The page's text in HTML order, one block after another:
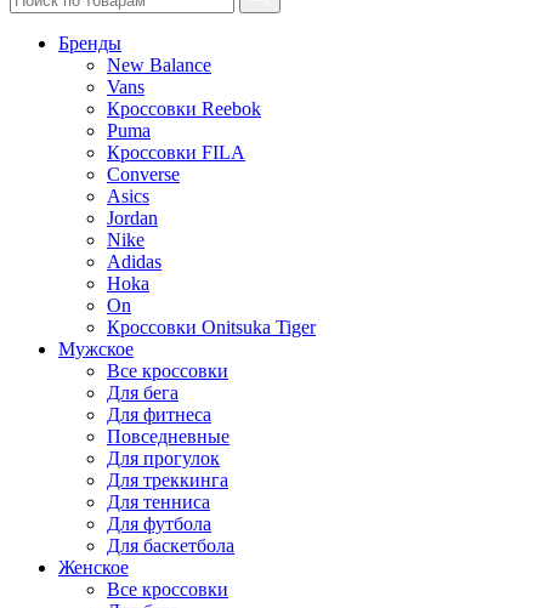
Бренды
New Balance
Vans
Кроссовки Reebok
Puma
Кроссовки FILA
Converse
Asics
Jordan
Nike
Adidas
Hoka
On
Кроссовки Onitsuka Tiger
Мужское
Все кроссовки
Для бега
Для фитнеса
Повседневные
Для прогулок
Для треккинга
Для тенниса
Для футбола
Для баскетбола
Женское
Все кроссовки